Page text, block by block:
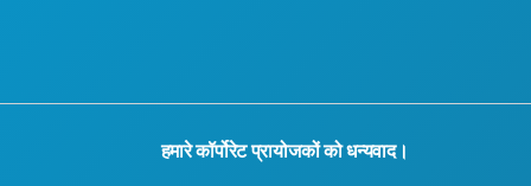
हमारे कॉर्पोरेट प्रायोजकों को धन्यवाद।